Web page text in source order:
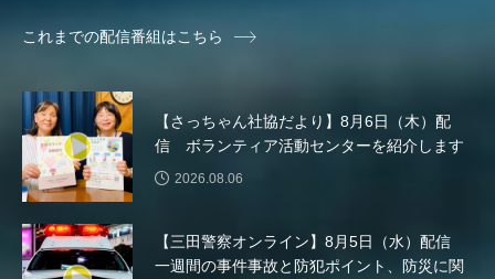
リレー
リード・タイプ宇宙教育プロジェクトUNIVERSE＆
リー・ミラー 彼女の瞳が映す世界
ルイーザ・ラニエリ
レイラへの扉 レオニー・ベネシュ
これまでの配信番組はこちら
【さっちゃん社協だより】8月6日（木）配
信 ボランティア活動センターを紹介します
2026.08.06
【三田警察オンライン】8月5日（水）配信
一週間の事件事故と防犯ポイント、防災に関